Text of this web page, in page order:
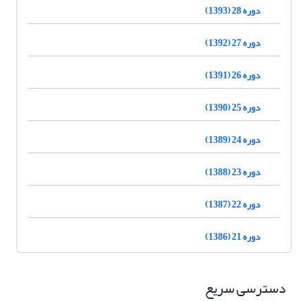
دوره 28 (1393)
دوره 27 (1392)
دوره 26 (1391)
دوره 25 (1390)
دوره 24 (1389)
دوره 23 (1388)
دوره 22 (1387)
دوره 21 (1386)
دسترسی سریع